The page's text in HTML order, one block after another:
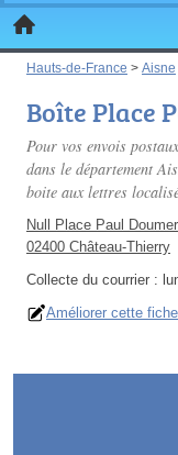
Hauts-de-France > Aisne
Boîte Place
Pour vos envois
dans le département
boite aux lettres
Null Place Paul Doumer
02400 Château-Thierry
Collecte du courrier :
Améliorer cette fiche